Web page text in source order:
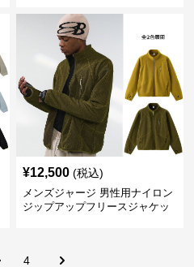
¥12,500 (税込)
メンズジャージ 男性用ナイロン
ジップアップフリースジャケッ
4